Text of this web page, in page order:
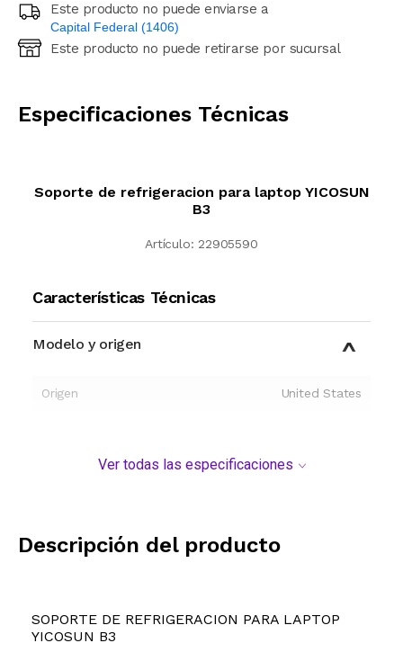
Este producto no puede enviarse a
Capital Federal (1406)
Ingresá código postal (sólo números)
Este producto no puede retirarse por sucursal
Especificaciones Técnicas
Soporte de refrigeracion para laptop YICOSUN
B3
Artículo: 22905590
Características Técnicas
Modelo y origen
Origen United States
Ver todas las especificaciones
Descripción del producto
SOPORTE DE REFRIGERACION PARA LAPTOP
YICOSUN B3